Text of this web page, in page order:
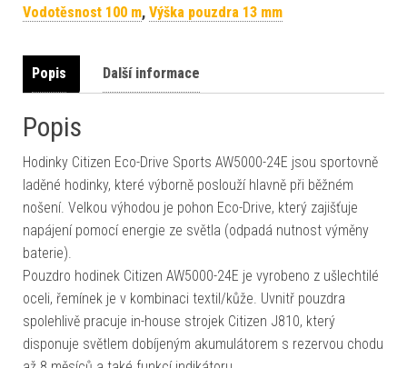
Vodotěsnost 100 m, Výška pouzdra 13 mm
Popis Další informace
Popis
Hodinky Citizen Eco-Drive Sports AW5000-24E jsou sportovně
laděné hodinky, které výborně poslouží hlavně při běžném
nošení. Velkou výhodou je pohon Eco-Drive, který zajišťuje
napájení pomocí energie ze světla (odpadá nutnost výměny
baterie).
Pouzdro hodinek Citizen AW5000-24E je vyrobeno z ušlechtilé
oceli, řemínek je v kombinaci textil/kůže. Uvnitř pouzdra
spolehlivě pracuje in-house strojek Citizen J810, který
disponuje světlem dobíjeným akumulátorem s rezervou chodu